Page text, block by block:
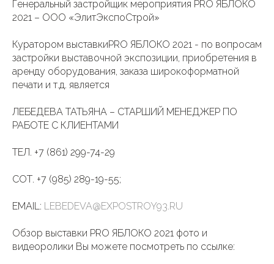
Генеральный застройщик мероприятия PRO ЯБЛОКО
2021 – ООО «ЭлитЭкспоСтрой»
Куратором выставкиPRO ЯБЛОКО 2021 - по вопросам
застройки выставочной экспозиции, приобретения в
аренду оборудования, заказа широкоформатной
печати и т.д. является
ЛЕБЕДЕВА ТАТЬЯНА – СТАРШИЙ МЕНЕДЖЕР ПО
РАБОТЕ С КЛИЕНТАМИ
ТЕЛ. +7 (861) 299-74-29
СОТ. +7 (985) 289-19-55;
EMAIL: LEBEDEVA@EXPOSTROY93.RU
Обзор выставки PRO ЯБЛОКО 2021 фото и
видеоролики Вы можете посмотреть по ссылке: